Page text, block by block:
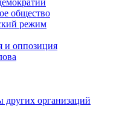
общество
режим
и оппозиция
других организаций